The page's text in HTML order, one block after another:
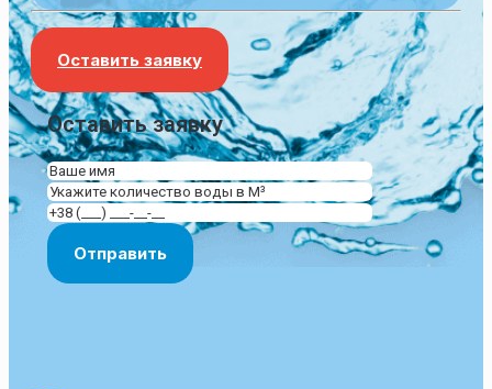
Оставить заявку
Оставить заявку